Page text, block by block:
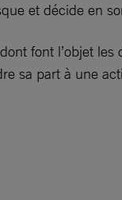
et décide en
font l’objet
sa part à une